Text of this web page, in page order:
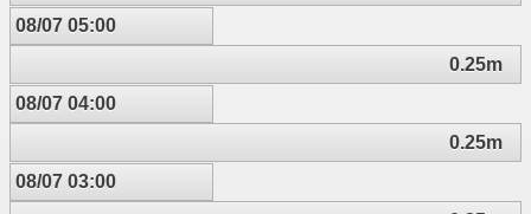
08/07 05:00
0.25m
08/07 04:00
0.25m
08/07 03:00